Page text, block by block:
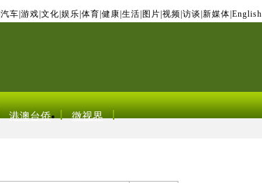
汽车 游戏 文化 娱乐 体育 健康 生活 图片 视频 访谈 新媒体 English
港澳台侨 微视界